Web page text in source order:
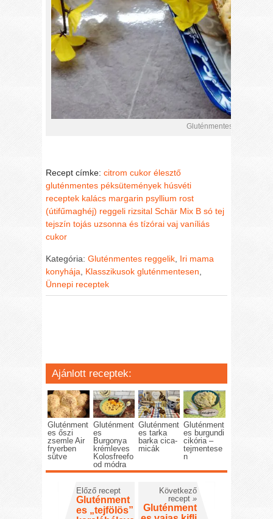
Gluténmentes húsvéti
Recept címke:citrom cukor élesztő
gluténmentes péksütemények húsvéti
receptek kalács margarin psyllium rost
(útifűmaghéj) reggeli rizsital Schär Mix B só tej
tejszín tojás uzsonna és tízórai vaj vaníliás
cukor
Kategória:Gluténmentes reggelik, Iri mama
konyhája, Klasszikusok gluténmentesen,
Ünnepi receptek
Ajánlott receptek:
Gluténment
es őszi
zsemle Air
fryerben
sütve
Gluténment
es
Burgonya
krémleves
Kolosfreefo
od módra
Gluténment
es tarka
barka cica-
micák
Gluténment
es burgundi
cikória –
tejmentese
n
Előző recept
Gluténment
es „tejfölös”
Következő
recept »
Gluténment